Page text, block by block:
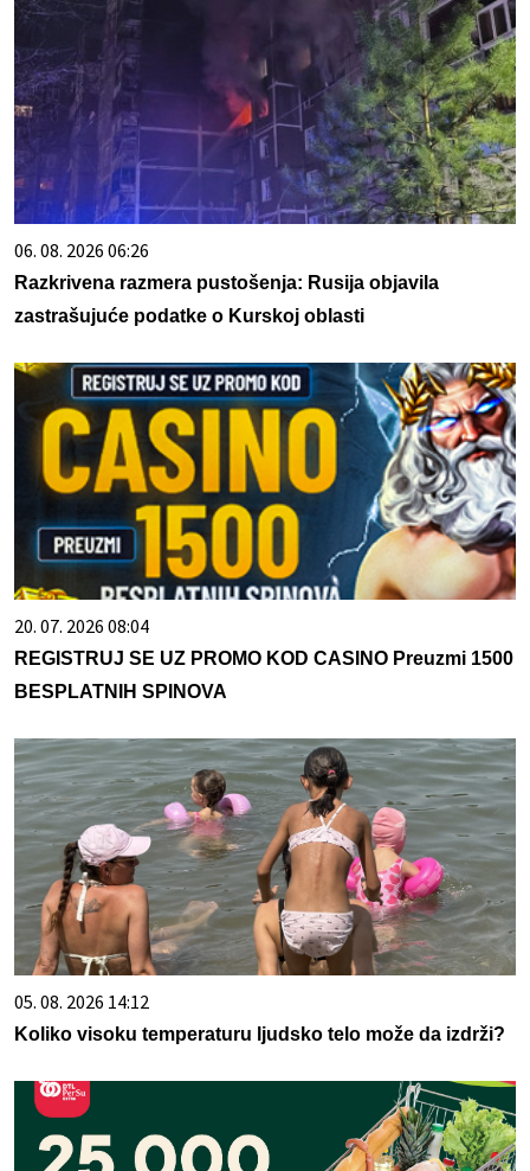
06. 08. 2026 06:26
Razkrivena razmera pustošenja: Rusija objavila
zastrašujuće podatke o Kurskoj oblasti
20. 07. 2026 08:04
REGISTRUJ SE UZ PROMO KOD CASINO Preuzmi 1500
BESPLATNIH SPINOVA
05. 08. 2026 14:12
Koliko visoku temperaturu ljudsko telo može da izdrži?